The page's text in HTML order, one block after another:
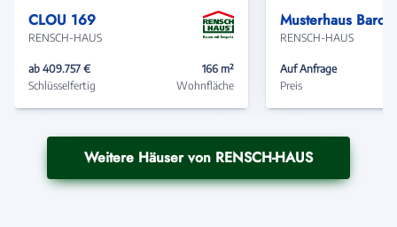
CLOU 169
RENSCH-HAUS
ab 409.757 €
Schlüsselfertig
166 m²
Wohnfläche
RENSCH-HAUS
Auf Anfrage
Preis
Weitere Häuser von RENSCH-HAUS